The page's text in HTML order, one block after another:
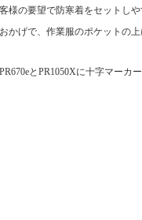
様の要望で防寒着をセットし
かげで、作業服のポケットの
とPR1050Xに十字マーカ